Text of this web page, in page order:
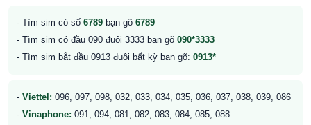
- Tìm sim có số 6789 bạn gõ 6789
- Tìm sim có đầu 090 đuôi 3333 bạn gõ 090*3333
- Tìm sim bắt đầu 0913 đuôi bất kỳ bạn gõ: 0913*
- Viettel: 096, 097, 098, 032, 033, 034, 035, 036, 037, 038, 039, 086
- Vinaphone: 091, 094, 081, 082, 083, 084, 085, 088